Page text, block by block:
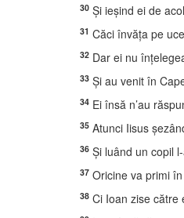
30 Şi ieşind ei de
31 Căci învăţa pe
32 Dar ei nu
33 Şi au venit în
34 Ei însă n’au
35 Atunci Iisus
36 Şi luând un copil
37 Oricine va primi
38 Ci Ioan zise către